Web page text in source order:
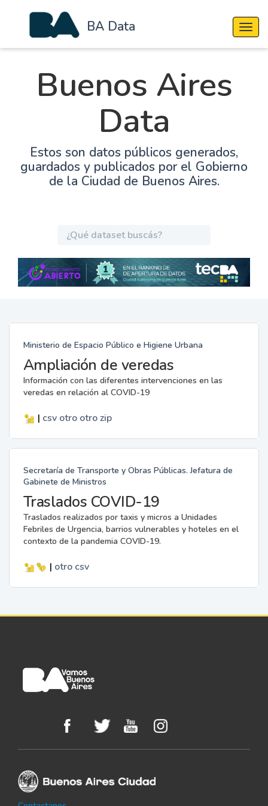
BA Data
Buenos Aires
Data
Estos son datos públicos generados,
guardados y publicados por el Gobierno
de la Ciudad de Buenos Aires.
Ministerio de Espacio Público e Higiene Urbana
Ampliación de veredas
Información con las diferentes intervenciones en las
veredas en relación al COVID-19
| csv otro otro zip
Secretaría de Transporte y Obras Públicas. Jefatura de
Gabinete de Ministros
Traslados COVID-19
Traslados realizados por taxis y micros a Unidades
Febriles de Urgencia, barrios vulnerables y hoteles en el
contexto de la pandemia COVID-19.
| otro csv